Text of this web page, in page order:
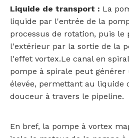
Liquide de transport : La
liquide par l'entrée de la
processus de rotation, puis le
l'extérieur par la sortie de la
l'effet vortex.Le canal en
pompe à spirale peut générer
élevée, permettant au liquide
douceur à travers le pipeline.
En bref, la pompe à vortex